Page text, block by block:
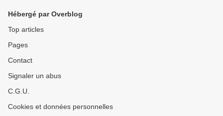
Hébergé par Overblog
Top articles
Pages
Contact
Signaler un abus
C.G.U.
Cookies et données personnelles